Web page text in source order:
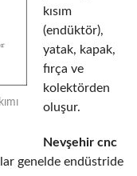
kısım
(endüktör),
yatak, kapak,
fırça ve
kolektörden
oluşur.
Nevşehir cnc
genelde endüstride